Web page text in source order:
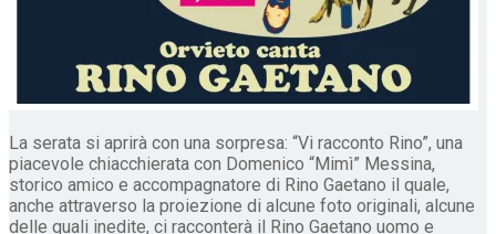
La serata si aprirà con una sorpresa: “Vi racconto Rino”, una
piacevole chiacchierata con Domenico “Mimì” Messina,
storico amico e accompagnatore di Rino Gaetano il quale,
anche attraverso la proiezione di alcune foto originali, alcune
delle quali inedite, ci racconterà il Rino Gaetano uomo e